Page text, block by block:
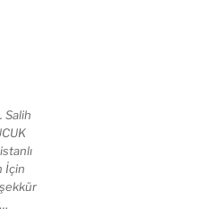
Salih
İçin